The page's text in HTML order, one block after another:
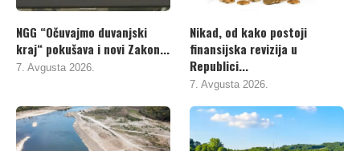
NGG “Očuvajmo duvanjski
kraj“ pokušava i novi Zakon...
7. Avgusta 2026.
Nikad, od kako postoji
finansijska revizija u
Republici...
7. Avgusta 2026.